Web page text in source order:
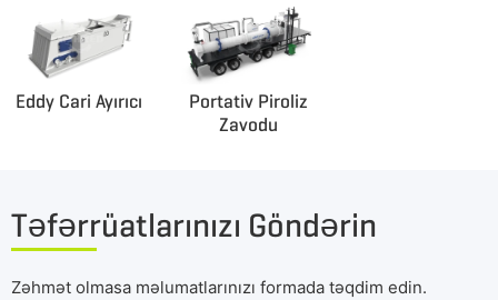
Eddy Cari Ayırıcı
Portativ Piroliz
Zavodu
Təfərrüatlarınızı Göndərin
Zəhmət olmasa məlumatlarınızı formada təqdim edin.